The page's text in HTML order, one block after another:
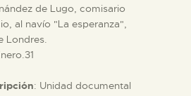
de Lugo, comisario
al navío "La esperanza",
Londres.
: Unidad documental